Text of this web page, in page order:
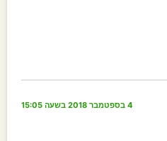
4 בספטמבר 2018 בשעה 15:05